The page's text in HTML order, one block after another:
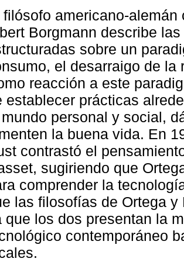
filósofo americano-alemán
Borgmann describe
sobre un
el desarraigo de
reacción a este
establecer prácticas
personal y social,
la buena vida. En
contrastó el
sugiriendo que
comprender la
las filosofías de Ortega
que los dos presentan la
contemporáneo